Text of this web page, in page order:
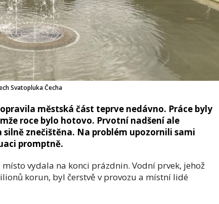
Svatopluka Čecha
městská část teprve nedávno. Práce byly
roce bylo hotovo. Prvotní nadšení ale
znečištěna. Na problém upozornili sami
promptně.
vydala na konci prázdnin. Vodní prvek, jehož
korun, byl čerstvě v provozu a místní lidé